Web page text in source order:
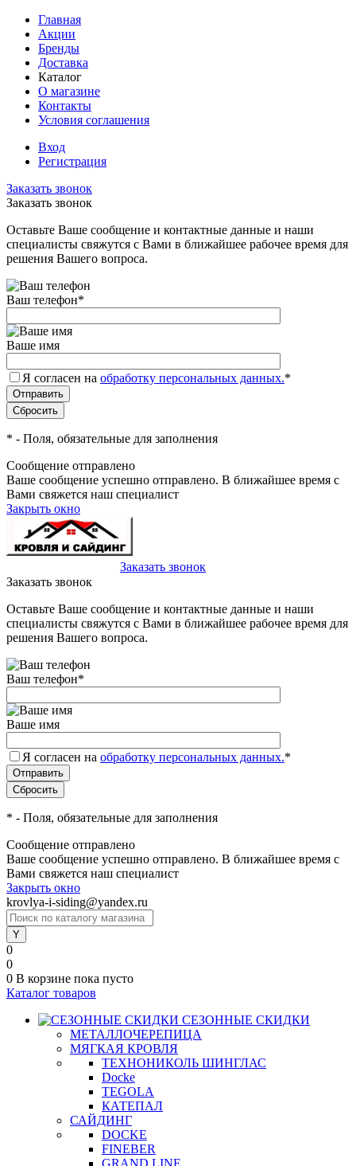
Главная
Акции
Бренды
Доставка
Каталог
О магазине
Контакты
Условия соглашения
Вход
Регистрация
Заказать звонок
Заказать звонок
Оставьте Ваше сообщение и контактные данные и наши
специалисты свяжутся с Вами в ближайшее рабочее время для
решения Вашего вопроса.
Ваш телефон*
Ваше имя
Я согласен на обработку персональных данных.*
* - Поля, обязательные для заполнения
Сообщение отправлено
Ваше сообщение успешно отправлено. В ближайшее время с
Вами свяжется наш специалист
Закрыть окно
Заказать звонок
Заказать звонок
Оставьте Ваше сообщение и контактные данные и наши
специалисты свяжутся с Вами в ближайшее рабочее время для
решения Вашего вопроса.
Ваш телефон*
Ваше имя
Я согласен на обработку персональных данных.*
* - Поля, обязательные для заполнения
Сообщение отправлено
Ваше сообщение успешно отправлено. В ближайшее время с
Вами свяжется наш специалист
Закрыть окно
krovlya-i-siding@yandex.ru
0
0
0 В корзине пока пусто
Каталог товаров
СЕЗОННЫЕ СКИДКИ
МЕТАЛЛОЧЕРЕПИЦА
МЯГКАЯ КРОВЛЯ
ТЕХНОНИКОЛЬ ШИНГЛАС
Docke
TEGOLA
КАТЕПАЛ
САЙДИНГ
DOCKE
FINEBER
GRAND LINE